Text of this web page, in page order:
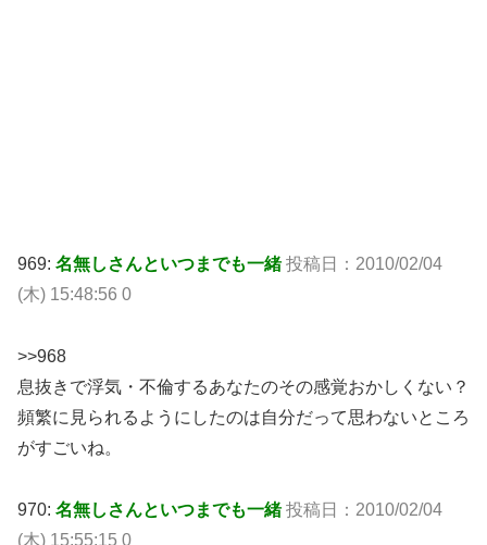
969: 名無しさんといつまでも一緒投稿日：2010/02/04
(木) 15:48:56 0
>>968
息抜きで浮気・不倫するあなたのその感覚おかしくない？
頻繁に見られるようにしたのは自分だって思わないところ
がすごいね。
970: 名無しさんといつまでも一緒投稿日：2010/02/04
(木) 15:55:15 0